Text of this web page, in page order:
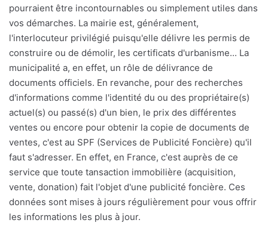
pourraient être incontournables ou simplement utiles dans
vos démarches. La mairie est, généralement,
l'interlocuteur privilégié puisqu'elle délivre les permis de
construire ou de démolir, les certificats d'urbanisme... La
municipalité a, en effet, un rôle de délivrance de
documents officiels. En revanche, pour des recherches
d'informations comme l'identité du ou des propriétaire(s)
actuel(s) ou passé(s) d'un bien, le prix des différentes
ventes ou encore pour obtenir la copie de documents de
ventes, c'est au SPF (Services de Publicité Foncière) qu'il
faut s'adresser. En effet, en France, c'est auprès de ce
service que toute tansaction immobilière (acquisition,
vente, donation) fait l'objet d'une publicité foncière. Ces
données sont mises à jours régulièrement pour vous offrir
les informations les plus à jour.